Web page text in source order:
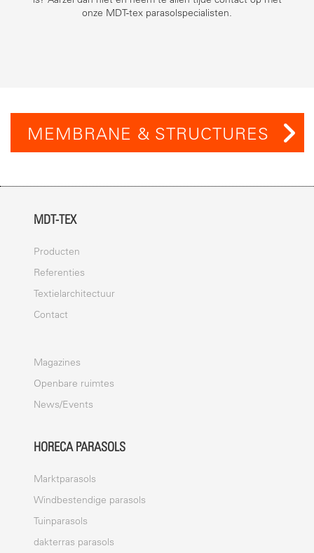
onze MDT-tex parasolspecialisten.
MEMBRANE & STRUCTURES
MDT-TEX
Producten
Referenties
Textielarchitectuur
Contact
Magazines
Openbare ruimtes
News/Events
HORECA PARASOLS
Marktparasols
Windbestendige parasols
Tuinparasols
dakterras parasols